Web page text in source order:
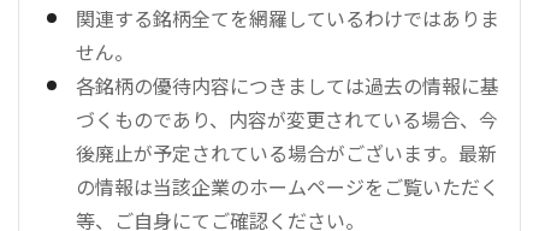
関連する銘柄全てを網羅しているわけではありま
せん。
各銘柄の優待内容につきましては過去の情報に基
づくものであり、内容が変更されている場合、今
後廃止が予定されている場合がございます。最新
の情報は当該企業のホームページをご覧いただく
等、ご自身にてご確認ください。